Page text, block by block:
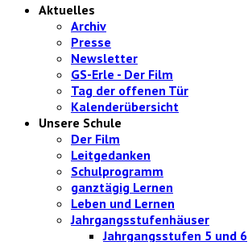
Aktuelles
Archiv
Presse
Newsletter
GS-Erle - Der Film
Tag der offenen Tür
Kalenderübersicht
Unsere Schule
Der Film
Leitgedanken
Schulprogramm
ganztägig Lernen
Leben und Lernen
Jahrgangsstufenhäuser
Jahrgangsstufen 5 und 6